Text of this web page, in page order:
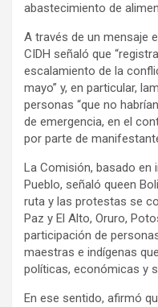
abastecimiento de
A través de un mensaje
CIDH señaló que
escalamiento de la
mayo” y, en particular,
personas “que no
de emergencia, en el
por parte de
La Comisión, basado en
Pueblo, señaló queen
ruta y las protestas se
Paz y El Alto, Oruro,
participación de
maestras e indígenas
políticas, económicas y
En ese sentido, afirmó